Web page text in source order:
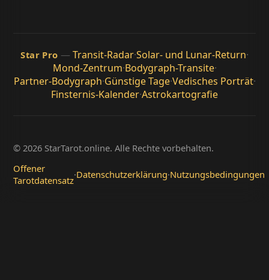
Star Pro — Transit-Radar·Solar- und Lunar-Return·
Mond-Zentrum·Bodygraph-Transite·
Partner-Bodygraph·Günstige Tage·Vedisches Porträt·
Finsternis-Kalender·Astrokartografie
© 2026 StarTarot.online. Alle Rechte vorbehalten.
Offener
Tarotdatensatz·Datenschutzerklärung·Nutzungsbedingungen